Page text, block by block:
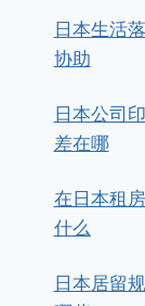
日本生活
协助
日本公司
差在哪
在日本租
什么
日本居留